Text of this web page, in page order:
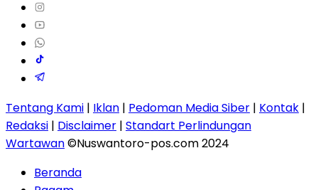
Tentang Kami | Iklan | Pedoman Media Siber | Kontak |
Redaksi | Disclaimer | Standart Perlindungan
Wartawan©Nuswantoro-pos.com 2024
Beranda